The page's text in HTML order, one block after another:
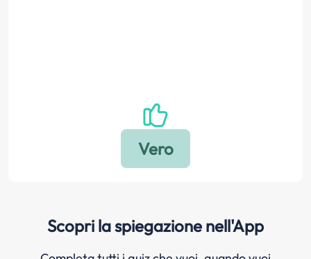
Scopri la spiegazione nell'App